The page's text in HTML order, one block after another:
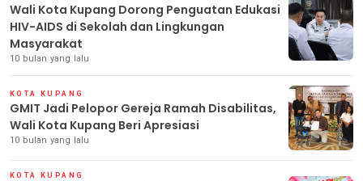
Wali Kota Kupang Dorong Penguatan Edukasi
HIV-AIDS di Sekolah dan Lingkungan
Masyarakat
10 bulan yang lalu
KOTA KUPANG
GMIT Jadi Pelopor Gereja Ramah Disabilitas,
Wali Kota Kupang Beri Apresiasi
10 bulan yang lalu
KOTA KUPANG